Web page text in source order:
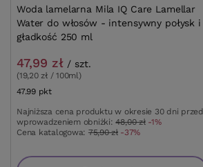
Woda lamelarna Mila IQ Care Lamellar
Water do włosów - intensywny połysk i
gładkość 250 ml
47,99 zł / szt.
(19,20 zł / 100ml)
47.99 pktpunktów
Najniższa cena produktu w okresie 30 dni przed
wprowadzeniem obniżki:48,00 zł -1%
Cena katalogowa: 75,90 zł -37%